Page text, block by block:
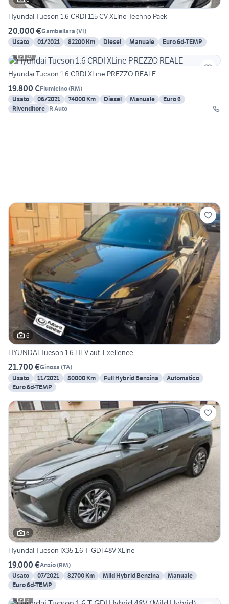
Hyundai Tucson 1.6 CRDi 115 CV XLine Techno Pack
20.000 €Gambellara (VI)
Usato
01/2021 82200 Km Diesel Manuale
Euro 6d-TEMP
19
Hyundai Tucson 1.6 CRDI XLine PREZZO REALE
19.800 €Fiumicino(RM)
Usato
06/2021 74000 Km Diesel Manuale
Euro 6
Rivenditore R Auto
6
HYUNDAI Tucson 1.6 HEV aut. Exellence
21.700 €Ginosa (TA)
Usato
11/2021 80000 Km Full Hybrid Benzina
Automatico
Euro 6d-TEMP
6
Hyundai Tucson IX35 1.6 T-GDI 48V XLine
19.000 €Anzio(RM)
Usato
07/2021 82700 Km Mild Hybrid Benzina
Manuale
Euro 6d-TEMP
5